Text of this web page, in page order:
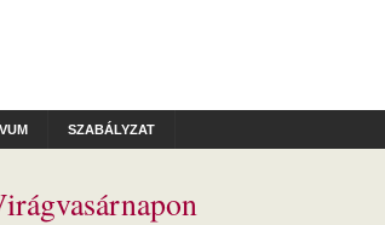
SZABÁLYZAT